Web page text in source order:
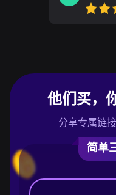
他们买，
分享专属链
简单